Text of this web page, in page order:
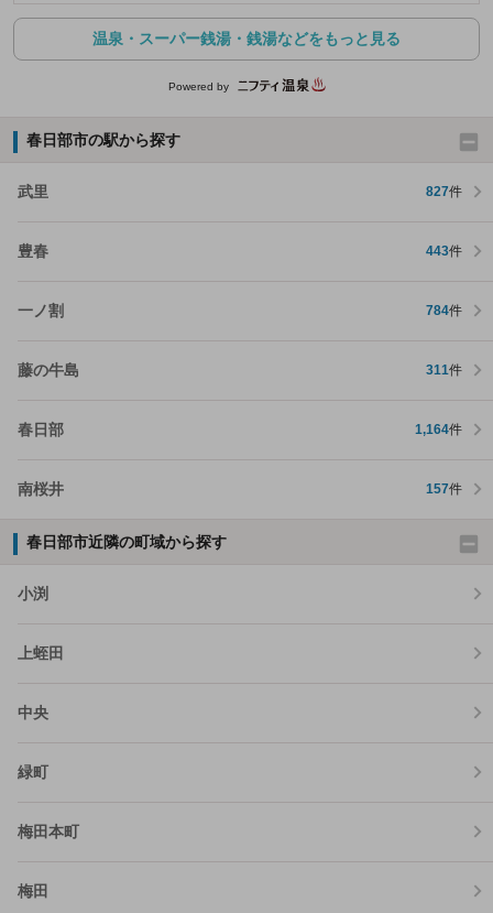
温泉・スーパー銭湯・銭湯などをもっと見る
Powered by
春日部市の駅から探す
武里 827件
豊春 443件
一ノ割 784件
藤の牛島 311件
春日部 1,164件
南桜井 157件
春日部市近隣の町域から探す
小渕
上蛭田
中央
緑町
梅田本町
梅田